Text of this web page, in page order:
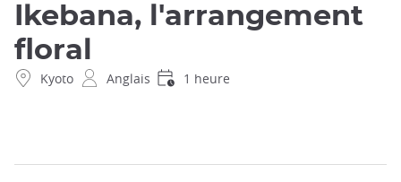
Ikebana, l'arrangement
floral
Kyoto Anglais 1 heure